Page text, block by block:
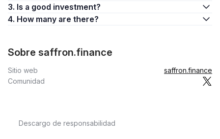
3. Is a good investment?
4. How many are there?
Sobre saffron.finance
Sitio web
saffron.finance
Comunidad
Descargo de responsabilidad